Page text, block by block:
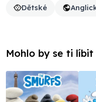
Dětské
Mohlo by se ti líbit